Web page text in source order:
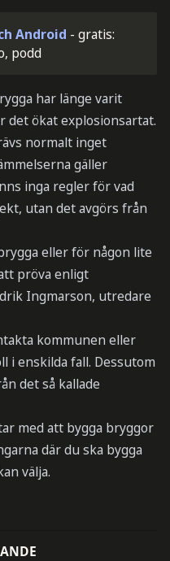
Android - gratis:
podd
har länge varit
det ökat explosionsartat.
normalt inget
gäller
inga regler för vad
utan det avgörs från
eller för någon lite
pröva enligt
Ingmarson, utredare
kommunen eller
i enskilda fall. Dessutom
det så kallade
med att bygga bryggor
där du ska bygga
välja.